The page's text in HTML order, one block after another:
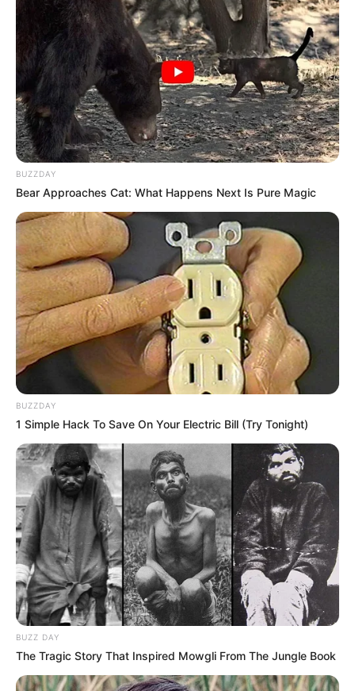
BUZZDAY
Bear Approaches Cat: What Happens Next Is Pure Magic
BUZZDAY
1 Simple Hack To Save On Your Electric Bill (Try Tonight)
BUZZ DAY
The Tragic Story That Inspired Mowgli From The Jungle Book